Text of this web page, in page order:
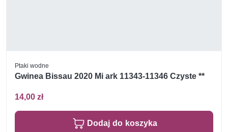
Ptaki wodne
Gwinea Bissau 2020 Mi ark 11343-11346 Czyste **
14,00 zł
Dodaj do koszyka